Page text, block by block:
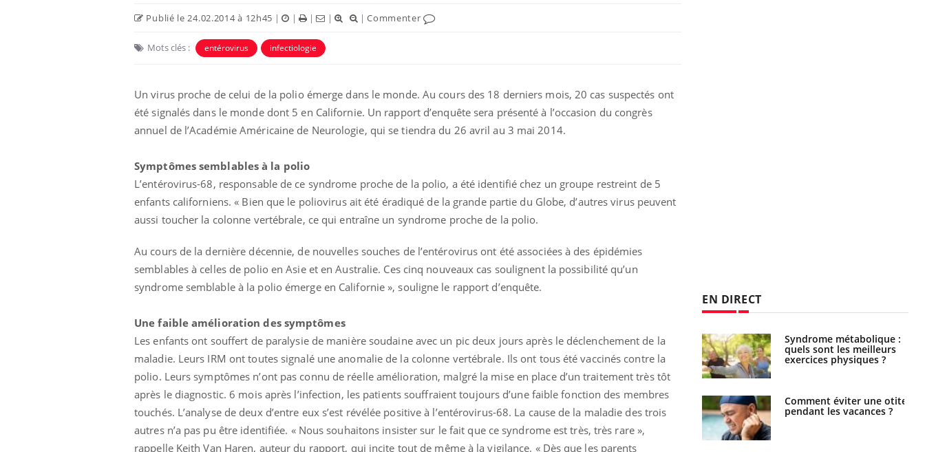
Publié le 24.02.2014 à 12h45 | | | | |Commenter
Mots clés : entérovirus infectiologie
Un virus proche de celui de la polio émerge dans le monde. Au cours des 18 derniers mois, 20 cas suspectés ont
été signalés dans le monde dont 5 en Californie. Un rapport d’enquête sera présenté à l’occasion du congrès
annuel de l’Académie Américaine de Neurologie, qui se tiendra du 26 avril au 3 mai 2014.
Symptômes semblables à la polio
L’entérovirus-68, responsable de ce syndrome proche de la polio, a été identifié chez un groupe restreint de 5
enfants californiens. « Bien que le poliovirus ait été éradiqué de la grande partie du Globe, d’autres virus peuvent
aussi toucher la colonne vertébrale, ce qui entraîne un syndrome proche de la polio.
Au cours de la dernière décennie, de nouvelles souches de l’entérovirus ont été associées à des épidémies
semblables à celles de polio en Asie et en Australie. Ces cinq nouveaux cas soulignent la possibilité qu’un
syndrome semblable à la polio émerge en Californie », souligne le rapport d’enquête.
Une faible amélioration des symptômes
Les enfants ont souffert de paralysie de manière soudaine avec un pic deux jours après le déclenchement de la
maladie. Leurs IRM ont toutes signalé une anomalie de la colonne vertébrale. Ils ont tous été vaccinés contre la
polio. Leurs symptômes n’ont pas connu de réelle amélioration, malgré la mise en place d’un traitement très tôt
après le diagnostic. 6 mois après l’infection, les patients souffraient toujours d’une faible fonction des membres
touchés. L’analyse de deux d’entre eux s’est révélée positive à l’entérovirus-68. La cause de la maladie des trois
autres n’a pas pu être identifiée. « Nous souhaitons insister sur le fait que ce syndrome est très, très rare »,
rappelle Keith Van Haren, auteur du rapport, qui incite tout de même à la vigilance. « Dès que les parents
EN DIRECT
Fatigue en vacances :
normal ou signe d’une
maladie ?
Et si les caries pouvaient
bientôt disparaître sans
plombage ?
Les troubles du sommeil
modifient votre cerveau !
Mon enfant est-il trop
sensible ou simplement
Syndrome métabolique :
quels sont les meilleurs
exercices physiques ?
Comment éviter une otite
pendant les vacances ?